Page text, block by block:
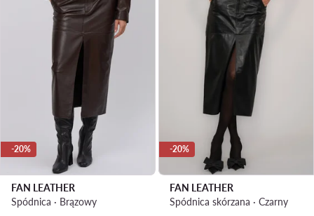
-20%
FAN LEATHER
Spódnica · Brązowy
-20%
FAN LEATHER
Spódnica skórzana · Czarny